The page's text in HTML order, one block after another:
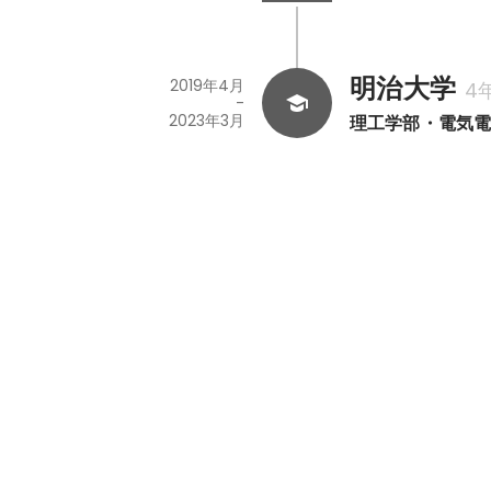
明治大学 4
理工学部・電気
2019年4月
-
2023年3月